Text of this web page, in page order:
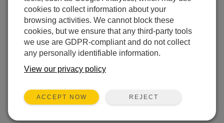
cookies to collect information about your
browsing activities. We cannot block these
cookies, but we ensure that any third-party tools
we use are GDPR-compliant and do not collect
any personally identifiable information.
View our privacy policy
ACCEPT NOW REJECT